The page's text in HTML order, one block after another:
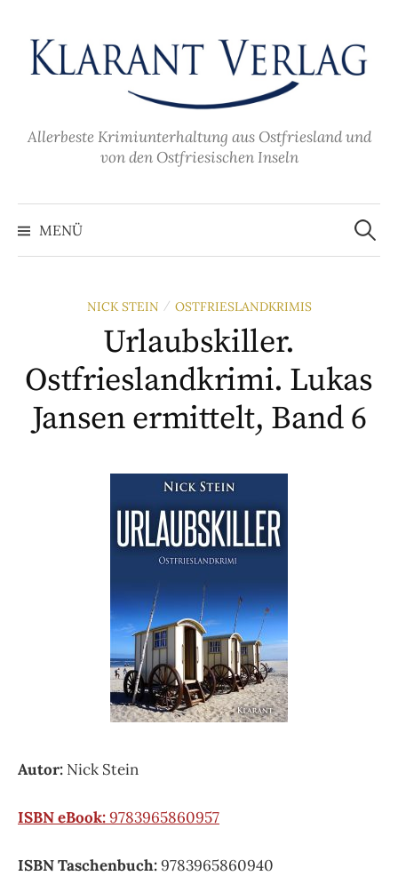
Inhalt
überspringen
Allerbeste Krimiunterhaltung aus Ostfriesland und
von den Ostfriesischen Inseln
MENÜ
Suche
nach:
NICK STEIN / OSTFRIESLANDKRIMIS
Urlaubskiller.
Ostfrieslandkrimi. Lukas
Jansen ermittelt, Band 6
Autor: Nick Stein
ISBN eBook:9783965860957
ISBN Taschenbuch:9783965860940